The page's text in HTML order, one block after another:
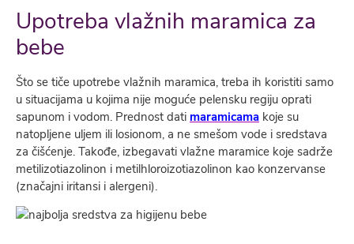
Upotreba vlažnih maramica za
bebe
Što se tiče upotrebe vlažnih maramica, treba ih koristiti samo
u situacijama u kojima nije moguće pelensku regiju oprati
sapunom i vodom. Prednost dati maramicama koje su
natopljene uljem ili losionom, a ne smešom vode i sredstava
za čišćenje. Takođe, izbegavati vlažne maramice koje sadrže
metilizotiazolinon i metilhloroizotiazolinon kao konzervanse
(značajni iritansi i alergeni).